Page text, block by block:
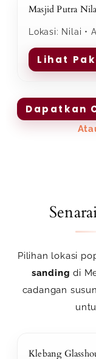
Masjid Putra
Lokasi: Nilai •
Lihat
Dapatkan
Pilihan lokasi
sanding di
cadangan
Klebang